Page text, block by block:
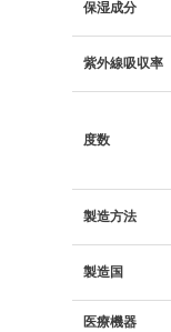
保湿成分
紫外線吸収率
度数
製造方法
製造国
医療機器